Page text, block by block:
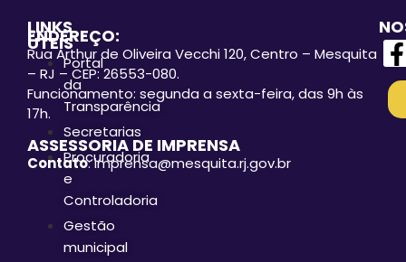
LINKS
ÚTEIS
Portal
da
Transparência
Secretarias
Procuradoria
e
Controladoria
Gestão
municipal
ENDEREÇO:
Rua Arthur de Oliveira Vecchi 120, Centro – Mesquita
– RJ – CEP: 26553-080.
Funcionamento: segunda a sexta-feira, das 9h às
17h.
ASSESSORIA DE IMPRENSA
Contato: imprensa@mesquita.rj.gov.br